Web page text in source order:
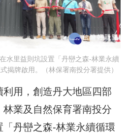
水里益則坑設置「丹巒之森-林業永續
揭牌啟用。（林保署南投分署提供）
用，創造丹大地區四部
業及自然保育署南投分
丹巒之森-林業永續循環